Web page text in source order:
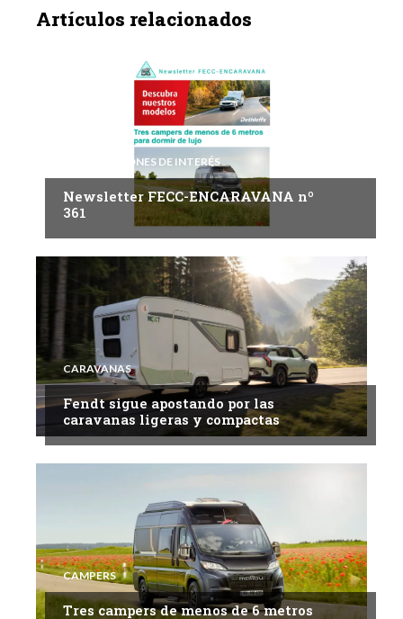
Artículos relacionados
INFORMACIONES DE INTERÉS
Newsletter FECC-ENCARAVANA nº
361
CARAVANAS
Fendt sigue apostando por las
caravanas ligeras y compactas
CAMPERS
Tres campers de menos de 6 metros